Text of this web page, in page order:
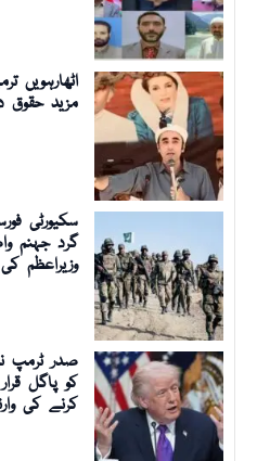
اٹھارہویں
مزید حقوق
گرد جہنم
وزیراعظم
صدر ٹرمپ
کو پاگل
کرنے کی